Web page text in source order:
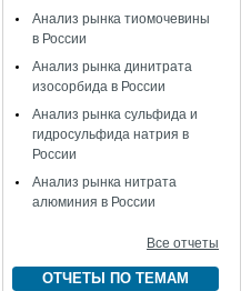
Анализ рынка тиомочевины
в России
Анализ рынка динитрата
изосорбида в России
Анализ рынка сульфида и
гидросульфида натрия в
России
Анализ рынка нитрата
алюминия в России
Все отчеты
ОТЧЕТЫ ПО ТЕМАМ